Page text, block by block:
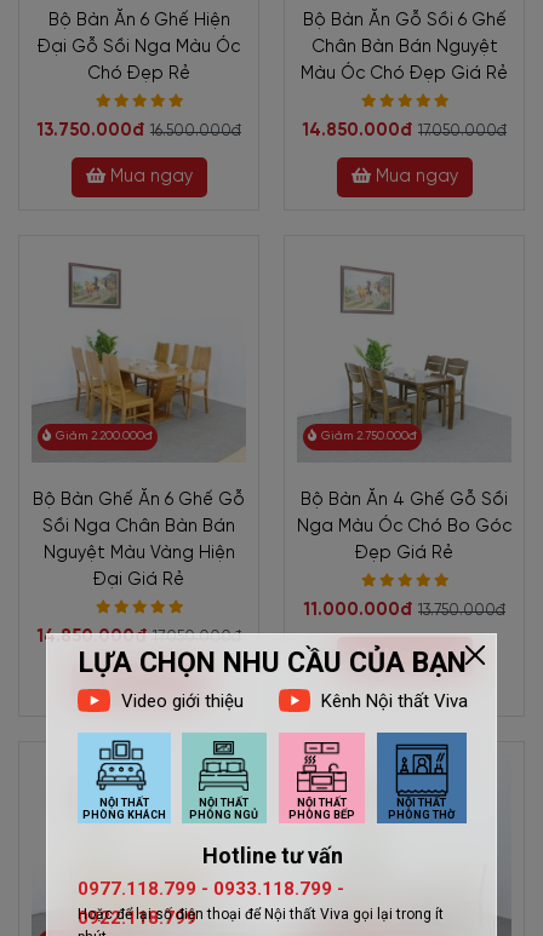
Bộ Bàn Ăn 6 Ghế Hiện
Đại Gỗ Sồi Nga Màu Óc
Chó Đẹp Rẻ
13.750.000đ 16.500.000đ
Mua ngay
Bộ Bàn Ăn Gỗ Sồi 6 Ghế
Chân Bàn Bán Nguyệt
Màu Óc Chó Đẹp Giá Rẻ
14.850.000đ 17.050.000đ
Mua ngay
Giảm 2.200.000đ
Bộ Bàn Ghế Ăn 6 Ghế Gỗ
Sồi Nga Chân Bàn Bán
Nguyệt Màu Vàng Hiện
Đại Giá Rẻ
14.850.000đ 17.050.000đ
Mua ngay
Giảm 2.750.000đ
Bộ Bàn Ăn 4 Ghế Gỗ Sồi
Nga Màu Óc Chó Bo Góc
Đẹp Giá Rẻ
11.000.000đ 13.750.000đ
Mua ngay